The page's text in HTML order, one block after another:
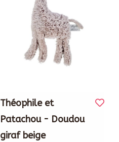
Théophile et
Patachou - Doudou
giraf beige